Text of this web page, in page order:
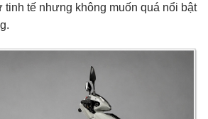
tinh tế nhưng không muốn quá nổi bật